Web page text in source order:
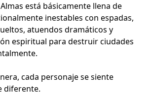
está básicamente llena de
inestables con espadas,
atuendos dramáticos y
espiritual para destruir ciudades
cada personaje se siente
diferente.